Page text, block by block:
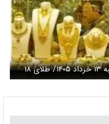
قیمت طلا و سکه امروز چهارشنبه ۱۳ خرداد ۱۴۰۵/ طلای ۱۸